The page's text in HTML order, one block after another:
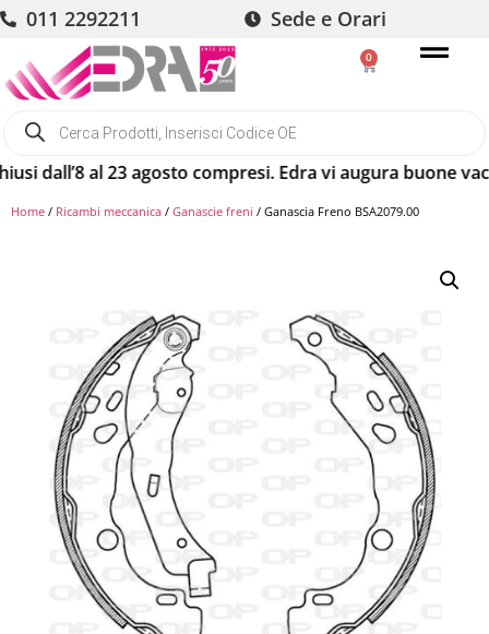
011 2292211 Sede e Orari
0
al 23 agosto compresi. Edra vi augura buone
Home / Ricambi meccanica / Ganascie freni / Ganascia Freno BSA2079.00